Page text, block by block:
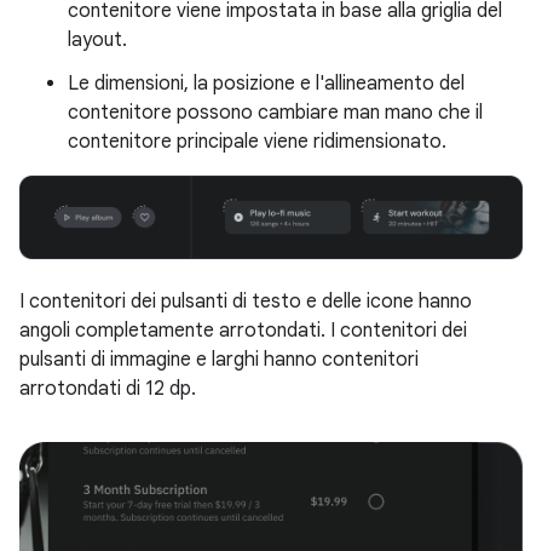
contenitore viene impostata in base alla griglia del
layout.
Le dimensioni, la posizione e l'allineamento del
contenitore possono cambiare man mano che il
contenitore principale viene ridimensionato.
I contenitori dei pulsanti di testo e delle icone hanno
angoli completamente arrotondati. I contenitori dei
pulsanti di immagine e larghi hanno contenitori
arrotondati di 12 dp.